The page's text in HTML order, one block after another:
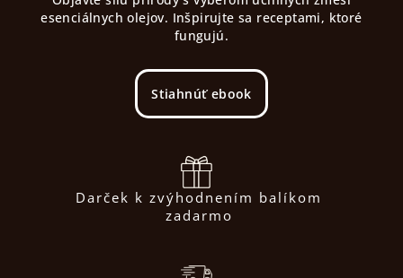
esenciálnych olejov. Inšpirujte sa receptami, ktoré
fungujú.
Stiahnúť ebook
Darček k zvýhodnením balíkom
zadarmo